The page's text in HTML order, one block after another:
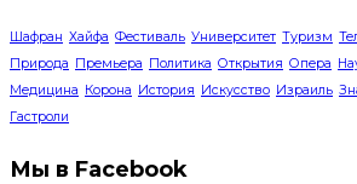
Шафран Хайфа Фестиваль Университет Туризм
Природа Премьера Политика Открытия Опера
Медицина Корона История Искусство Израиль
Гастроли
Мы в Facebook